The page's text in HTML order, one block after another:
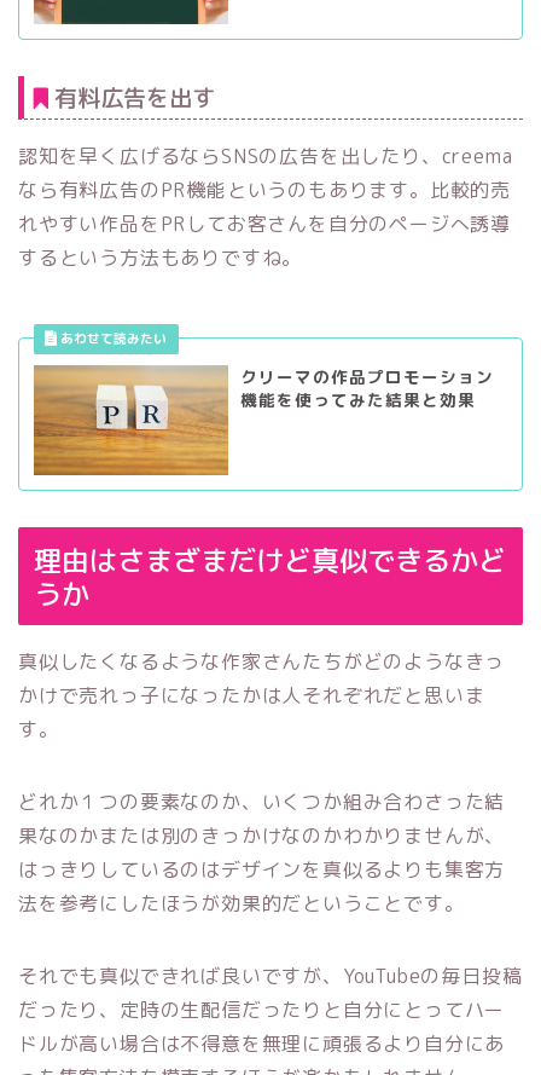
有料広告を出す
認知を早く広げるならSNSの広告を出したり、creema
なら有料広告のPR機能というのもあります。比較的売
れやすい作品をPRしてお客さんを自分のページへ誘導
するという方法もありですね。
クリーマの作品プロモーション
機能を使ってみた結果と効果
理由はさまざまだけど真似できるかど
うか
真似したくなるような作家さんたちがどのようなきっ
かけで売れっ子になったかは人それぞれだと思いま
す。
どれか１つの要素なのか、いくつか組み合わさった結
果なのかまたは別のきっかけなのかわかりませんが、
はっきりしているのはデザインを真似るよりも集客方
法を参考にしたほうが効果的だということです。
それでも真似できれば良いですが、YouTubeの毎日投稿
だったり、定時の生配信だったりと自分にとってハー
ドルが高い場合は不得意を無理に頑張るより自分にあ